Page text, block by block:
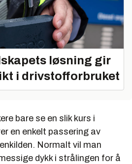
løsning gir
i drivstofforbruket
bare se en slik kurs i
en enkelt passering av
Normalt vil man
dykk i strålingen for å